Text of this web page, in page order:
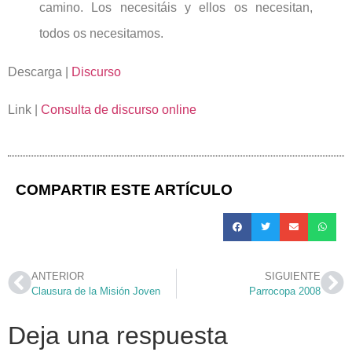
camino. Los necesitáis y ellos os necesitan,
todos os necesitamos.
Descarga | Discurso
Link | Consulta de discurso online
COMPARTIR ESTE ARTÍCULO
ANTERIOR
Clausura de la Misión Joven
SIGUIENTE
Parrocopa 2008
Deja una respuesta